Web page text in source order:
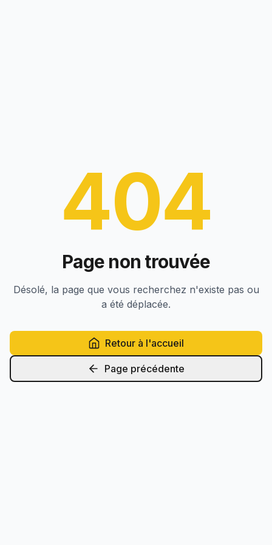
404
Page non trouvée
Désolé, la page que vous recherchez n'existe pas ou
a été déplacée.
Retour à l'accueil
Page précédente